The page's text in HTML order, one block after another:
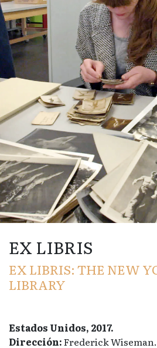
EX LIBRIS
EX LIBRIS: THE NEW
LIBRARY
Estados Unidos, 2017.
Dirección:Frederick Wiseman.